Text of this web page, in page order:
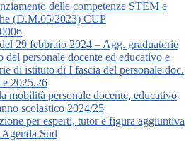
delle competenze STEM e
(D.M.65/2023) CUP
29 febbraio 2024 – Agg. graduatorie
del personale docente ed educativo e
di istituto di I fascia del personale doc.
2025.26
mobilità personale docente, educativo
scolastico 2024/25
per esperti, tutor e figura aggiuntiva
Sud